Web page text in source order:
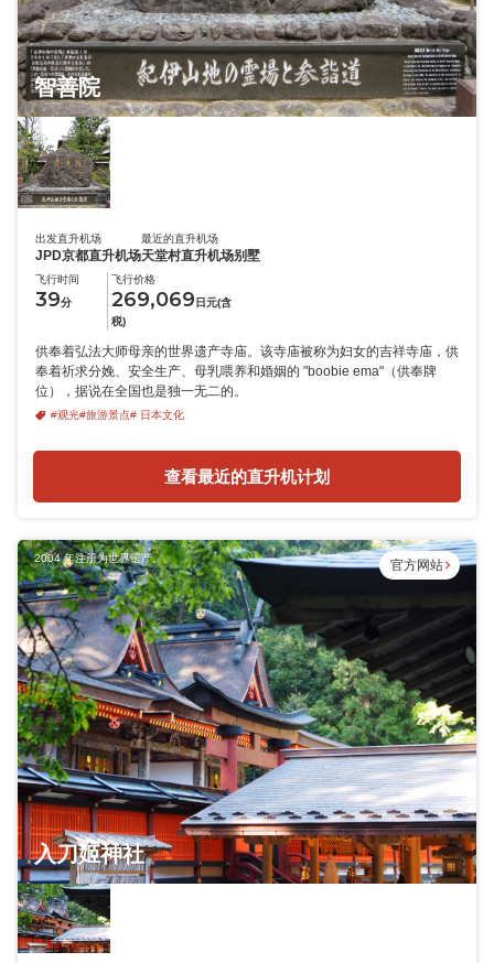
智善院
出发直升机场
JPD京都直升机场
最近的直升机场
天堂村直升机场别墅
飞行时间
39分
飞行价格
269,069 日元(含
税)
供奉着弘法大师母亲的世界遗产寺庙。该寺庙被称为妇女的吉祥寺庙，供
奉着祈求分娩、安全生产、母乳喂养和婚姻的 "boobie ema"（供奉牌
位），据说在全国也是独一无二的。
#观光#旅游景点# 日本文化
查看最近的直升机计划
2004 年注册为世界遗产。
入刀姬神社
官方网站